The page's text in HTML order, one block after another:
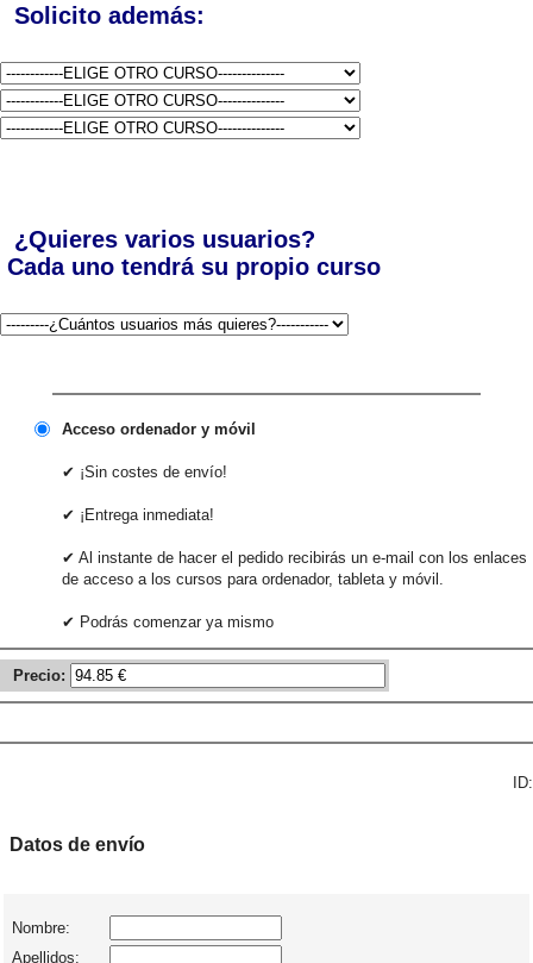
Solicito además:
¿Quieres varios usuarios?
Cada uno tendrá su propio curso
Acceso ordenador y móvil
✔ ¡Sin costes de envío!
✔ ¡Entrega inmediata!
✔ Al instante de hacer el pedido recibirás un e-mail con los enlaces
de acceso a los cursos para ordenador, tableta y móvil.
✔ Podrás comenzar ya mismo
Precio:
ID:
Datos de envío
Nombre:
Apellidos: